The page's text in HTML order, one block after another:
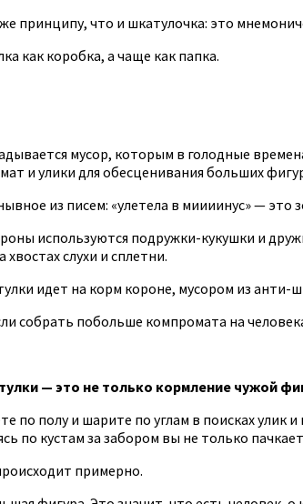
принципу, что и шкатулочка: это
как коробка, а чаще как папка.
мусор, которым в голодные
и улики для обесценивания больших
из писем: «улетела в миииинус» — это
используются подружки-кукушки и
слухи и сплетни.
идет на корм короне, мусором из анти-
собрать побольше компромата на
— это не только кормление чужой
по полу и шарите по углам в поисках улик
по кустам за забором вы не только
примерно.